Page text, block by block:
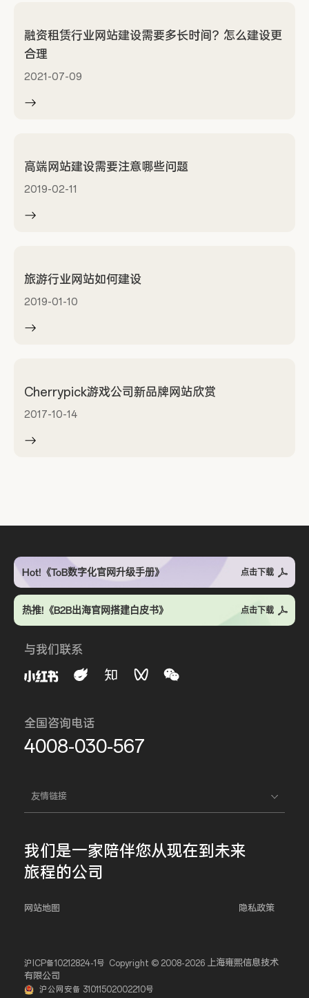
融资租赁行业网站建设需要多长时间？怎么建设更
合理
2021-07-09
高端网站建设需要注意哪些问题
2019-02-11
旅游行业网站如何建设
2019-01-10
Cherrypick游戏公司新品牌网站欣赏
2017-10-14
Hot!《ToB数字化官网升级手册》 点击下载
热推!《B2B出海官网搭建白皮书》 点击下载
与我们联系
全国咨询电话
4008-030-567
友情链接
我们是一家陪伴您从现在到未来
旅程的公司
网站地图 隐私政策
沪ICP备10212824-1号 Copyright © 2008-2026 上海雍熙信息技术
有限公司
沪公网安备 31011502002210号